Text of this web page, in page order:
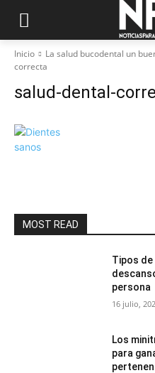
Inicio La salud bucodental un
correcta
salud-dental-
MOST READ
Tipos de
persona
16 julio,
Los
para